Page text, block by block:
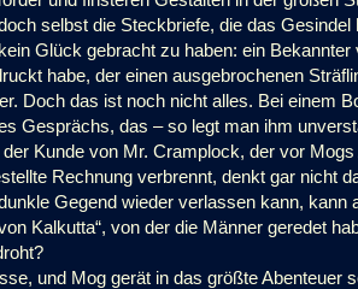
selbst die Steckbriefe, die das
Glück gebracht zu haben: ein
habe, der einen ausgebrochenen
Doch das ist noch nicht alles. Bei einem
Gesprächs, das – so legt man ihm
Kunde von Mr. Cramplock, der vor
Rechnung verbrennt, denkt gar nicht
Gegend wieder verlassen kann, kann
Kalkutta“, von der die Männer geredet
und Mog gerät in das größte Abenteuer